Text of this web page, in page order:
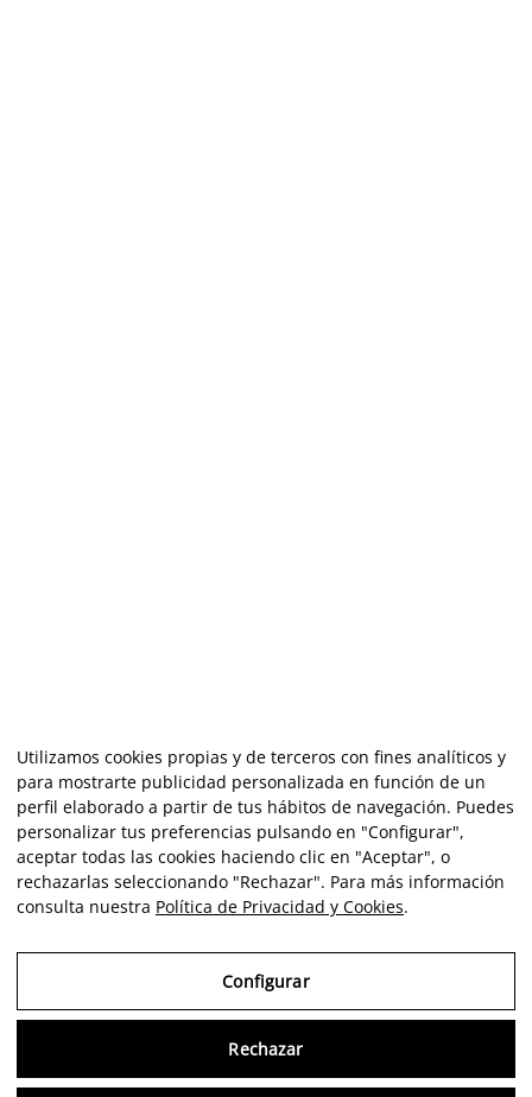
Utilizamos cookies propias y de terceros con fines analíticos y
para mostrarte publicidad personalizada en función de un
perfil elaborado a partir de tus hábitos de navegación. Puedes
personalizar tus preferencias pulsando en "Configurar",
aceptar todas las cookies haciendo clic en "Aceptar", o
rechazarlas seleccionando "Rechazar". Para más información
consulta nuestra Política de Privacidad y Cookies.
Configurar
Rechazar